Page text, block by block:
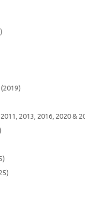
2013, 2016, 2020 &